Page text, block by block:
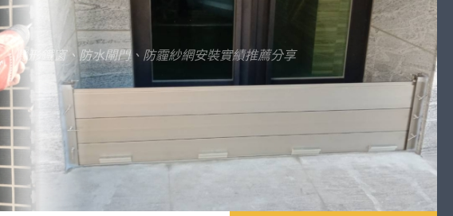
隱形鐵窗、防水閘門、防霾紗網安裝實績推薦分享